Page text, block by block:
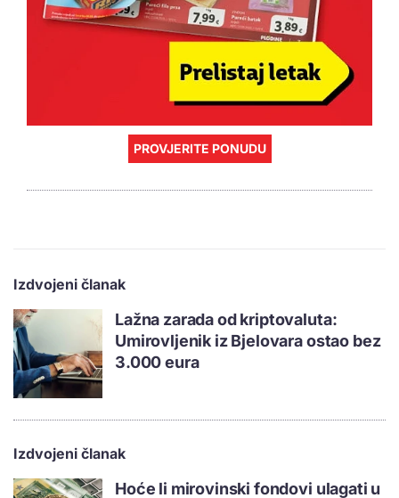
PROVJERITE PONUDU
Izdvojeni članak
Lažna zarada od kriptovaluta:
Umirovljenik iz Bjelovara ostao bez
3.000 eura
Izdvojeni članak
Hoće li mirovinski fondovi ulagati u